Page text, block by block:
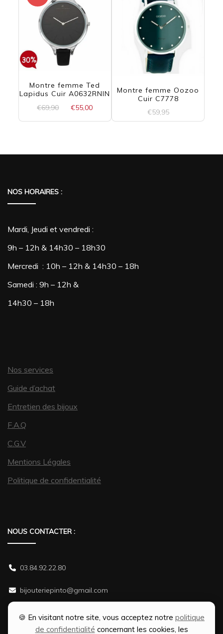
🍪 En visitant notre site, vous acceptez notre politique
de confidentialité concernant les cookies, les
€119,95.
Montre femme Ted
Lapidus Cuir A0632RNIN
€69,90
Le€55,00
Montre femme Oozoo
Cuir C7778
€59,95
NOS HORAIRES :
Mardi, Jeudi et vendredi :
9h – 12h & 14h30 – 18h30
Mercredi : 10h – 12h & 14h30 – 18h
Samedi : 9h – 12h &
14h30 – 18h
Nos services
Guide d’achat
Entretien des bijoux
F.A.Q
C.G.V
Mentions Légales
Politique de confidentialité
NOUS CONTACTER :
03.84.92.22.80
bijouteriepinto@gmail.com
38 rue Gambetta 70500 JUSSEY